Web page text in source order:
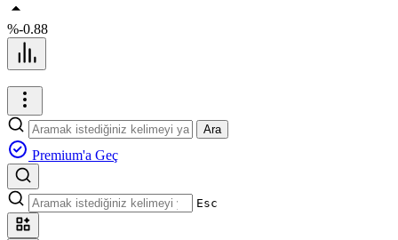
%-0.88
Ara
Premium'a Geç
Esc